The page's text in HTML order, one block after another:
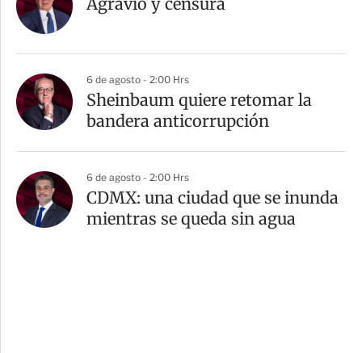
6 de agosto - 2:00 Hrs
Sheinbaum quiere retomar la
bandera anticorrupción
6 de agosto - 2:00 Hrs
CDMX: una ciudad que se inunda
mientras se queda sin agua